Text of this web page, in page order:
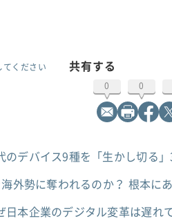
ください
共有する
0 0
のデバイス9種を「生かし切る
外勢に奪われるのか？ 根本に
日本企業のデジタル変革は遅れ